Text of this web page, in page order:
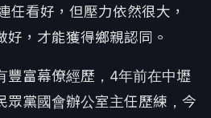
任看好，但壓力依然很大，
好，才能獲得鄉親認同。
豐富幕僚經歷，4年前在中壢
眾黨國會辦公室主任歷練，今